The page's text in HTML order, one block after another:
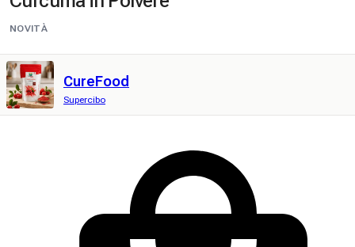
NOVITÀ
CureFood
Supercibo